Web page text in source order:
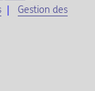
| Gestion des